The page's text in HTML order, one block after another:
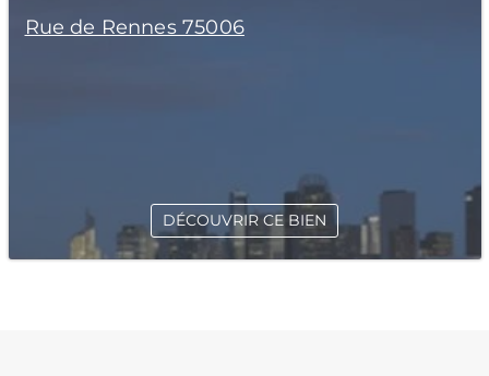
Rue de Rennes 75006
DÉCOUVRIR CE BIEN